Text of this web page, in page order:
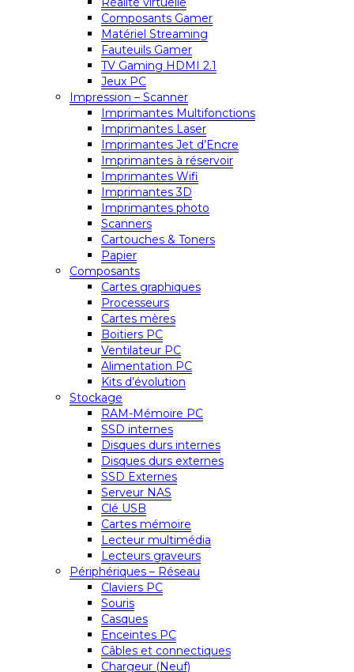
Composants Gamer
Matériel Streaming
Fauteuils Gamer
TV Gaming HDMI 2.1
Jeux PC
Impression – Scanner
Imprimantes Multifonctions
Imprimantes Laser
Imprimantes Jet d’Encre
Imprimantes à réservoir
Imprimantes Wifi
Imprimantes 3D
Imprimantes photo
Scanners
Cartouches & Toners
Papier
Composants
Cartes graphiques
Processeurs
Cartes mères
Boitiers PC
Ventilateur PC
Alimentation PC
Kits d’évolution
Stockage
RAM-Mémoire PC
SSD internes
Disques durs internes
Disques durs externes
SSD Externes
Serveur NAS
Clé USB
Cartes mémoire
Lecteur multimédia
Lecteurs graveurs
Périphériques – Réseau
Claviers PC
Souris
Casques
Enceintes PC
Câbles et connectiques
Chargeur (Neuf)